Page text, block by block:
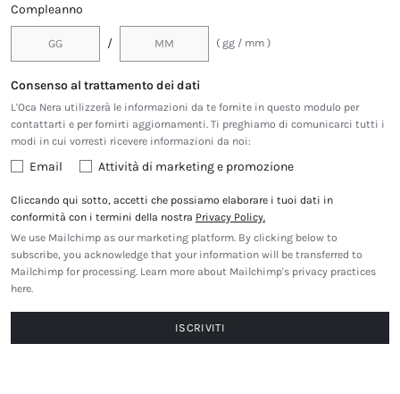
Compleanno
/ ( gg / mm )
Consenso al trattamento dei dati
L'Oca Nera utilizzerà le informazioni da te fornite in questo modulo per
contattarti e per fornirti aggiornamenti. Ti preghiamo di comunicarci tutti i
modi in cui vorresti ricevere informazioni da noi:
Email Attività di marketing e promozione
Cliccando qui sotto, accetti che possiamo elaborare i tuoi dati in
conformità con i termini della nostra Privacy Policy.
We use Mailchimp as our marketing platform. By clicking below to
subscribe, you acknowledge that your information will be transferred to
Mailchimp for processing. Learn more about Mailchimp's privacy practices
here.